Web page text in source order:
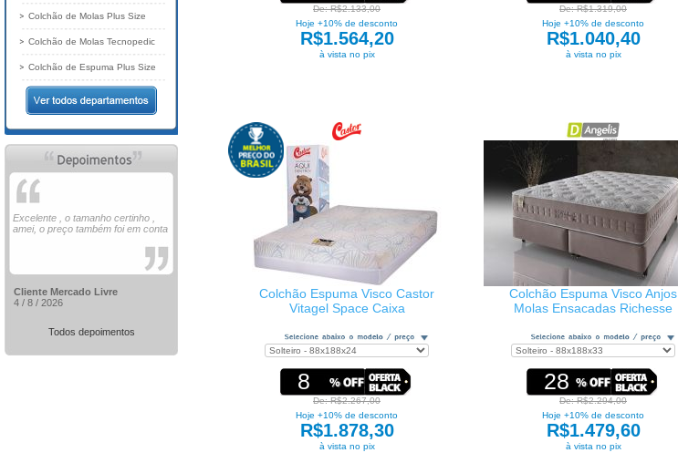
De: R$2.133,00
Hoje +10% de desconto
R$1.564,20
à vista no pix
De: R$1.319,00
Hoje +10% de desconto
R$1.040,40
à vista no pix
Colchão Espuma Visco Castor
Vitagel Space Caixa
8
De: R$2.267,00
Hoje +10% de desconto
R$1.878,30
à vista no pix
Colchão Espuma Visco Anjos
Molas Ensacadas Richesse
28
De: R$2.294,00
Hoje +10% de desconto
R$1.479,60
à vista no pix
Colchão de Molas Plus Size
Colchão de Molas Tecnopedic
Colchão de Espuma Plus Size
Excelente , o tamanho certinho ,
amei, o preço também foi em conta
Cliente Mercado Livre
4 / 8 / 2026
Todos depoimentos